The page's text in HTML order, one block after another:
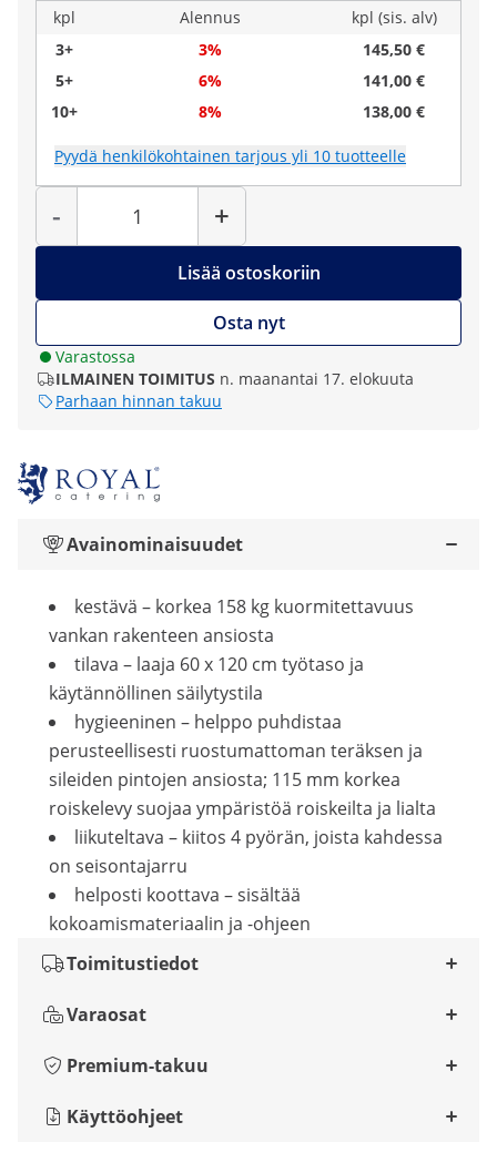
kpl
Alennus
kpl (sis. alv)
3+
3%
145,50 €
5+
6%
141,00 €
10+
8% 138,00 €
Pyydä henkilökohtainen tarjous yli 10 tuotteelle
-
Määrä
+
Lisää ostoskoriin
Osta nyt
Varastossa
ILMAINEN TOIMITUS n. maanantai 17. elokuuta
Parhaan hinnan takuu
Avainominaisuudet
kestävä – korkea 158 kg kuormitettavuus
vankan rakenteen ansiosta
tilava – laaja 60 x 120 cm työtaso ja
käytännöllinen säilytystila
hygieeninen – helppo puhdistaa
perusteellisesti ruostumattoman teräksen ja
sileiden pintojen ansiosta; 115 mm korkea
roiskelevy suojaa ympäristöä roiskeilta ja lialta
liikuteltava – kiitos 4 pyörän, joista kahdessa
on seisontajarru
helposti koottava – sisältää
kokoamismateriaalin ja -ohjeen
Toimitustiedot
Varaosat
Premium-takuu
Käyttöohjeet